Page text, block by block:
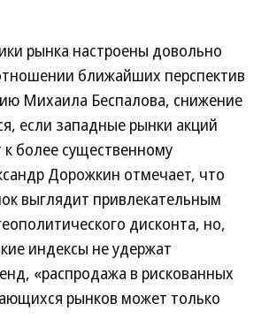
рынка настроены довольно
ближайших перспектив
Михаила Беспалова, снижение
если западные рынки акций
к более существенному
Дорожкин отмечает, что
выглядит привлекательным
дисконта, но,
индексы не удержат
«распродажа в рискованных
рынков может только